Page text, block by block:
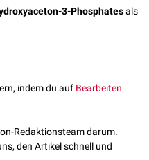
3-Phosphatesals
indem du auf Bearbeiten
Redaktionsteam darum.
den Artikel schnell und